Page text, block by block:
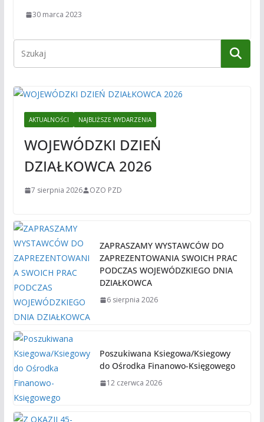
30 marca 2023
AKTUALNOŚCI NAJBLIŻSZE WYDARZENIA
WOJEWÓDZKI DZIEŃ
DZIAŁKOWCA 2026
7 sierpnia 2026 OZO PZD
ZAPRASZAMY WYSTAWCÓW DO
ZAPREZENTOWANIA SWOICH PRAC
PODCZAS WOJEWÓDZKIEGO DNIA
DZIAŁKOWCA
6 sierpnia 2026
Poszukiwana Ksiegowa/Ksiegowy
do Ośrodka Finanowo-Księgowego
12 czerwca 2026